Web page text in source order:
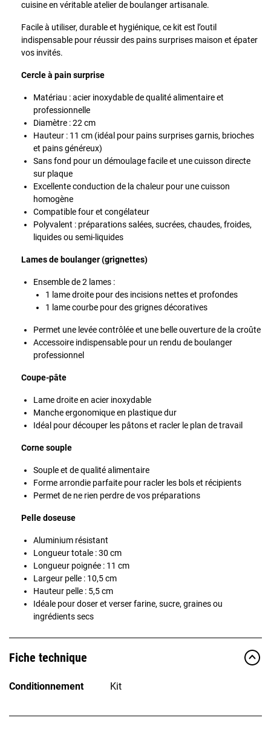
cuisine en véritable atelier de boulanger artisanale.
Facile à utiliser, durable et hygiénique, ce kit est l’outil
indispensable pour réussir des pains surprises maison et épater
vos invités.
Cercle à pain surprise
Matériau : acier inoxydable de qualité alimentaire et
professionnelle
Diamètre : 22 cm
Hauteur : 11 cm (idéal pour pains surprises garnis, brioches
et pains généreux)
Sans fond pour un démoulage facile et une cuisson directe
sur plaque
Excellente conduction de la chaleur pour une cuisson
homogène
Compatible four et congélateur
Polyvalent : préparations salées, sucrées, chaudes, froides,
liquides ou semi-liquides
Lames de boulanger (grignettes)
Ensemble de 2 lames :
1 lame droite pour des incisions nettes et profondes
1 lame courbe pour des grignes décoratives
Permet une levée contrôlée et une belle ouverture de la croûte
Accessoire indispensable pour un rendu de boulanger
professionnel
Coupe-pâte
Lame droite en acier inoxydable
Manche ergonomique en plastique dur
Idéal pour découper les pâtons et racler le plan de travail
Corne souple
Souple et de qualité alimentaire
Forme arrondie parfaite pour racler les bols et récipients
Permet de ne rien perdre de vos préparations
Pelle doseuse
Aluminium résistant
Longueur totale : 30 cm
Longueur poignée : 11 cm
Largeur pelle : 10,5 cm
Hauteur pelle : 5,5 cm
Idéale pour doser et verser farine, sucre, graines ou
ingrédients secs
Fiche technique
Conditionnement Kit